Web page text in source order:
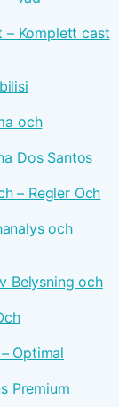
– Komplett cast
och
Dos Santos
– Regler Och
och
Belysning och
Optimal
Premium